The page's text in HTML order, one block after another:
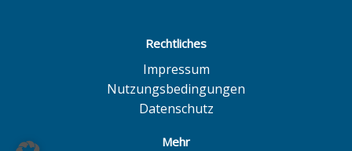
Rechtliches
Impressum
Nutzungsbedingungen
Datenschutz
Mehr